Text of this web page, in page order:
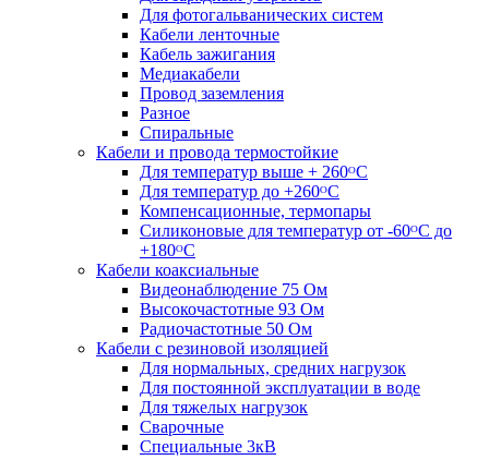
Для фотогальванических систем
Кабели ленточные
Кабель зажигания
Медиакабели
Провод заземления
Разное
Спиральные
Кабели и провода термостойкие
Для температур выше + 260ᴼС
Для температур до +260ᴼС
Компенсационные, термопары
Силиконовые для температур от -60ᴼC до
+180ᴼС
Кабели коаксиальные
Видеонаблюдение 75 Ом
Высокочастотные 93 Ом
Радиочастотные 50 Ом
Кабели с резиновой изоляцией
Для нормальных, средних нагрузок
Для постоянной эксплуатации в воде
Для тяжелых нагрузок
Сварочные
Специальные 3кВ